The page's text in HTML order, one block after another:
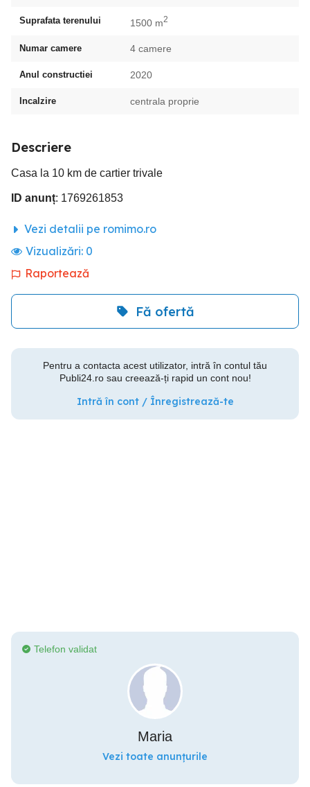
Suprafata terenului 1500 m2
Numar camere 4 camere
Anul constructiei 2020
Incalzire centrala proprie
Descriere
Casa la 10 km de cartier trivale
ID anunț: 1769261853
Vezi detalii pe romimo.ro
Vizualizări: 0
Raportează
Fă ofertă
Pentru a contacta acest utilizator, intră în contul tău
Publi24.ro sau creează-ți rapid un cont nou!
Intră în cont / Înregistrează-te
Telefon validat
Maria
Vezi toate anunțurile